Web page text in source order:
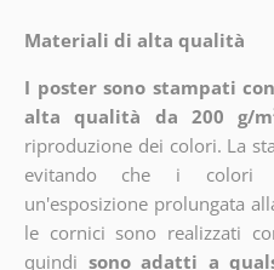
Materiali di alta qualità
I poster sono stampati
alta qualità da 200 g/
riproduzione dei colori. La
evitando che i colori
un'esposizione prolungata
le cornici sono realizzati
quindi sono adatti a